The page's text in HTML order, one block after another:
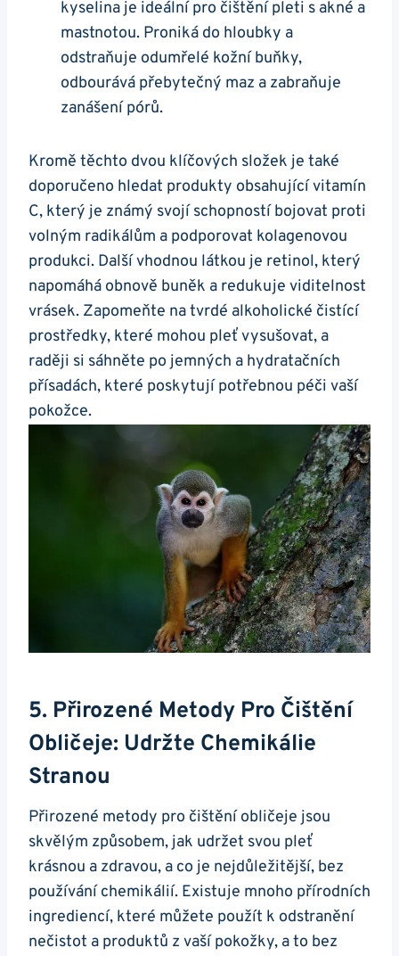
kyselina je ​ideální⁢ pro čištění pleti s akné a
⁣mastnotou. Proniká do hloubky a
odstraňuje odumřelé kožní buňky,
odbourává přebytečný maz a zabraňuje
zanášení pórů.
Kromě těchto dvou klíčových složek ‌je také
doporučeno hledat produkty ⁢obsahující‌ vitamín
C, který je známý⁢ svojí schopností bojovat proti
volným radikálům a podporovat ⁣kolagenovou
‍produkci. Další vhodnou látkou⁤ je retinol, který‍
napomáhá ​obnově⁢ buněk a redukuje ⁤viditelnost
⁢vrásek. ​Zapomeňte na⁣ tvrdé alkoholické čistící
prostředky, které​ mohou pleť⁤ vysušovat, a
raději si sáhněte po jemných a hydratačních
přísadách, ⁣které poskytují potřebnou ⁤péči vaší
pokožce.
5.⁣ Přirozené Metody ⁤pro ⁢čištění
Obličeje: Udržte Chemikálie
Stranou
Přirozené metody⁢ pro čištění obličeje⁢ jsou
skvělým způsobem, jak udržet svou pleť
⁢krásnou ​a ⁤zdravou, a co⁢ je nejdůležitější, bez
používání ‍chemikálií.​ Existuje mnoho‍ přírodních
ingrediencí, které můžete použít k odstranění
nečistot a​ produktů‍ z vaší pokožky, a to‌ bez